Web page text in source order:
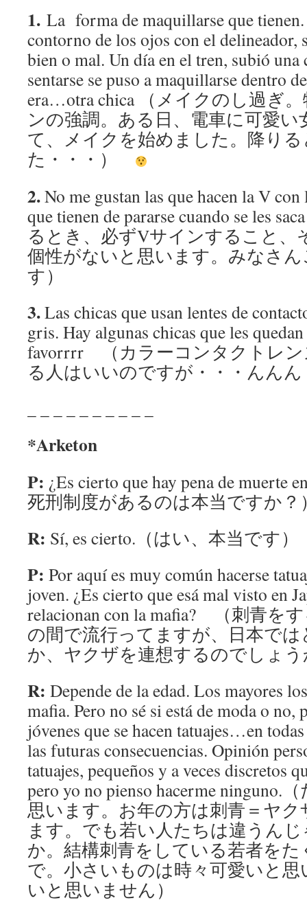
1. La forma de maquillarse que
contorno de los ojos con el delineador,
bien o mal. Un día en el tren, subió una
sentarse se puso a maquillarse dentro
era…otra chica （メイクのし過ぎ
ンの強調。ある日、電車に可愛
て、メイクを始めました。降り
た・・・）
2.No me gustan las que hacen la V
que tienen de pararse cuando se les
るとき、必ずVサインすること、
個性がないと思います。みなさ
す）
3.Las chicas que usan lentes de
gris. Hay algunas chicas que les
favorrrr （カラーコンタクトレン
る人はいいのですが・・・んんん
*Arketon
P: ¿Es cierto que hay pena de
死刑制度があるのは本当ですか？
R: Sí, es cierto.（はい、本当です）
P: Por aquí es muy común hacerse
joven. ¿Es cierto que esá mal visto en
relacionan con la mafia? （刺青を
の間で流行ってますが、日本で
か、ヤクザを連想するのでしょ
R: Depende de la edad. Los mayores
mafia. Pero no sé si está de moda o no,
jóvenes que se hacen tatuajes…en
las futuras consecuencias. Opinión
tatuajes, pequeños y a veces discretos
pero yo no pienso hacerme ninguno.
思います。お年の方は刺青＝ヤ
ます。でも若い人たちは違うん
か。結構刺青をしている若者を
で。小さいものは時々可愛いと
いと思いません）